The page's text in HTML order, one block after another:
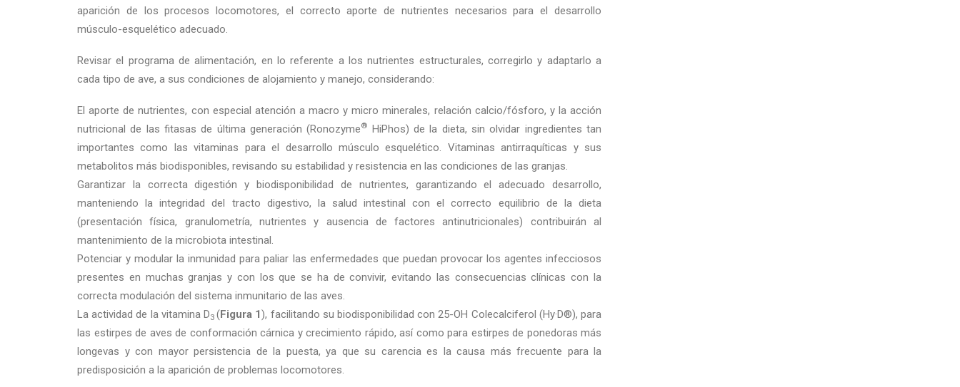
aparición de los procesos locomotores, el correcto aporte de nutrientes necesarios para el desarrollo
músculo-esquelético adecuado.
Revisar el programa de alimentación, en lo referente a los nutrientes estructurales, corregirlo y adaptarlo a
cada tipo de ave, a sus condiciones de alojamiento y manejo, considerando:
El aporte de nutrientes, con especial atención a macro y micro minerales, relación calcio/fósforo, y la acción
nutricional de las fitasas de última generación (Ronozyme® HiPhos) de la dieta, sin olvidar ingredientes tan
importantes como las vitaminas para el desarrollo músculo esquelético. Vitaminas antirraquíticas y sus
metabolitos más biodisponibles, revisando su estabilidad y resistencia en las condiciones de las granjas.
Garantizar la correcta digestión y biodisponibilidad de nutrientes, garantizando el adecuado desarrollo,
manteniendo la integridad del tracto digestivo, la salud intestinal con el correcto equilibrio de la dieta
(presentación física, granulometría, nutrientes y ausencia de factores antinutricionales) contribuirán al
mantenimiento de la microbiota intestinal.
Potenciar y modular la inmunidad para paliar las enfermedades que puedan provocar los agentes infecciosos
presentes en muchas granjas y con los que se ha de convivir, evitando las consecuencias clínicas con la
correcta modulación del sistema inmunitario de las aves.
La actividad de la vitamina D3(Figura 1), facilitando su biodisponibilidad con 25-OH Colecalciferol (Hy·D®), para
las estirpes de aves de conformación cárnica y crecimiento rápido, así como para estirpes de ponedoras más
longevas y con mayor persistencia de la puesta, ya que su carencia es la causa más frecuente para la
predisposición a la aparición de problemas locomotores.